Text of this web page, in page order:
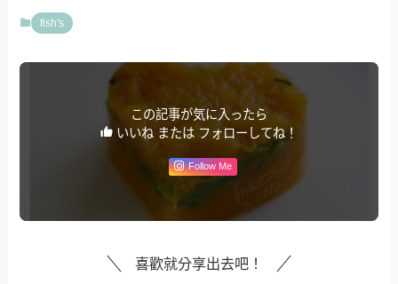
fish's
この記事が気に入ったら
いいね または フォローしてね！
Follow Me
喜歡就分享出去吧！